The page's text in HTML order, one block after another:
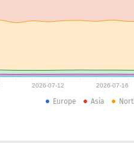
2026-07-12 2026-07-16
Europe Asia